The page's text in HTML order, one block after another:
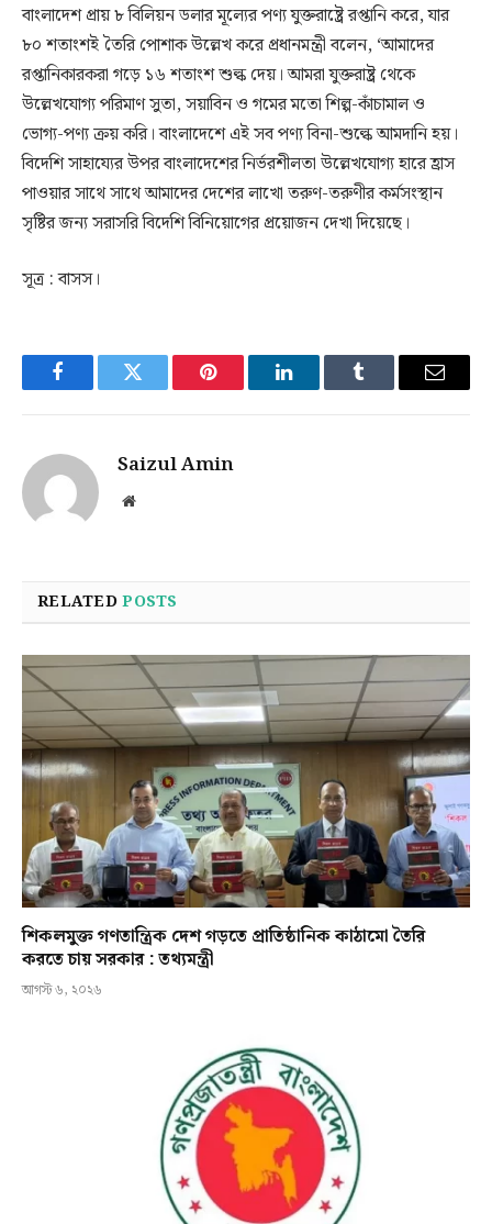
বাংলাদেশ প্রায় ৮ বিলিয়ন ডলার মূল্যের পণ্য যুক্তরাষ্ট্রে রপ্তানি করে, যার
৮০ শতাংশই তৈরি পোশাক উল্লেখ করে প্রধানমন্ত্রী বলেন, ‘আমাদের
রপ্তানিকারকরা গড়ে ১৬ শতাংশ শুল্ক দেয়। আমরা যুক্তরাষ্ট্র থেকে
উল্লেখযোগ্য পরিমাণ সুতা, সয়াবিন ও গমের মতো শিল্প-কাঁচামাল ও
ভোগ্য-পণ্য ক্রয় করি। বাংলাদেশে এই সব পণ্য বিনা-শুল্কে আমদানি হয়।
বিদেশি সাহায্যের উপর বাংলাদেশের নির্ভরশীলতা উল্লেখযোগ্য হারে হ্রাস
পাওয়ার সাথে সাথে আমাদের দেশের লাখো তরুণ-তরুণীর কর্মসংস্থান
সৃষ্টির জন্য সরাসরি বিদেশি বিনিয়োগের প্রয়োজন দেখা দিয়েছে।
সূত্র : বাসস।
FacebookTwitter Pinterest LinkedInTumblr Email
Saizul Amin
Website
RELATEDPOSTS
শিকলমুক্ত গণতান্ত্রিক দেশ গড়তে প্রাতিষ্ঠানিক কাঠামো তৈরি
করতে চায় সরকার : তথ্যমন্ত্রী
আগস্ট ৬, ২০২৬